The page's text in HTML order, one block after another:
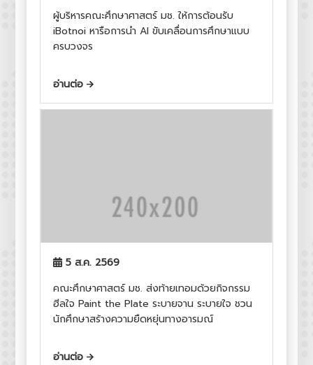
ผู้บริหารคณะศึกษาศาสตร์ มช. ให้การต้อนรับ
iBotnoi หารือการนำ AI ขับเคลื่อนการศึกษาแบบ
ครบวงจร
อ่านต่อ
5 ส.ค. 2569
คณะศึกษาศาสตร์ มช. ส่งท้ายเทอมด้วยกิจกรรม
ฮีลใจ Paint the Plate ระบายจาน ระบายใจ ชวน
นักศึกษาสร้างความยืดหยุ่นทางอารมณ์
อ่านต่อ